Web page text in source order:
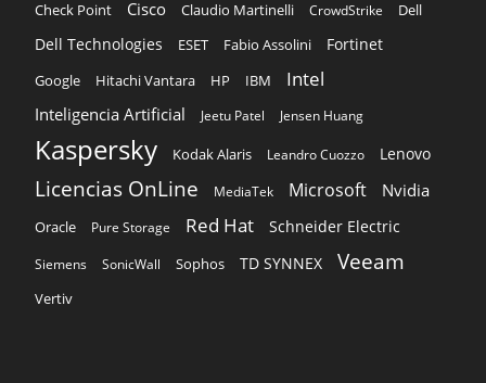
Check Point
Cisco Claudio Martinelli CrowdStrike Dell
Dell Technologies ESET Fabio Assolini Fortinet
Google Hitachi Vantara HP IBM Intel
Inteligencia Artificial Jeetu Patel Jensen Huang
Kaspersky Kodak Alaris Leandro Cuozzo Lenovo
Licencias OnLine MediaTek Microsoft Nvidia
Oracle Pure Storage Red Hat Schneider Electric
Siemens SonicWall Sophos TD SYNNEX Veeam
Vertiv